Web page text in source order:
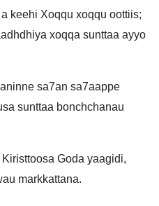
keehi Xoqqu xoqqu oottiis;
xoqqa sunttaa ayyo
sa7an sa7aappe
sunttaa bonchchanau
Goda yaagidi,
markkattana.